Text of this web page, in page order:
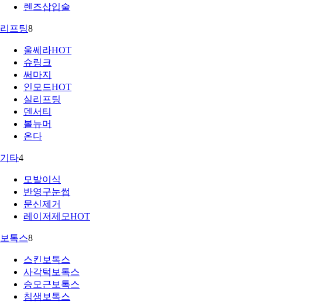
렌즈삽입술
리프팅8
울쎄라HOT
슈링크
써마지
인모드HOT
실리프팅
덴서티
볼뉴머
온다
기타4
모발이식
반영구눈썹
문신제거
레이저제모HOT
보톡스8
스킨보톡스
사각턱보톡스
승모근보톡스
침샘보톡스